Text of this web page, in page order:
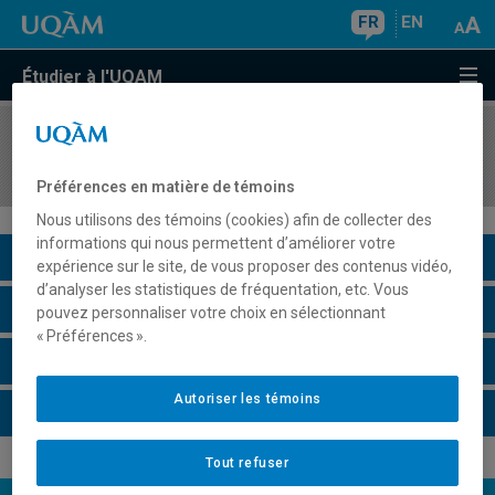
FR EN
Étudier à l'UQAM
COURS//
Description du cours
Horaire - Été 2026
Préférences en matière de témoins
Nous utilisons des témoins (cookies) afin de collecter des
informations qui nous permettent d’améliorer votre
expérience sur le site, de vous proposer des contenus vidéo,
d’analyser les statistiques de fréquentation, etc. Vous
pouvez personnaliser votre choix en sélectionnant
« Préférences ».
Tout refuser
Autoriser les témoins